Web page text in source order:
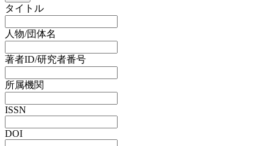
タイトル
人物/団体名
著者ID/研究者番号
所属機関
ISSN
DOI